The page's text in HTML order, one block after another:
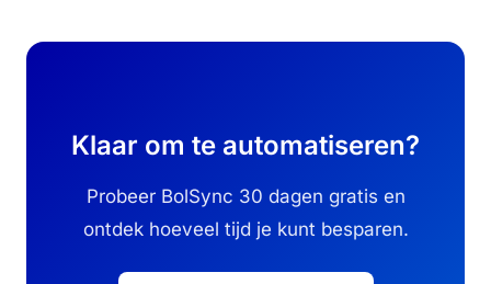
Klaar om te automatiseren?
Probeer BolSync 30 dagen gratis en
ontdek hoeveel tijd je kunt besparen.